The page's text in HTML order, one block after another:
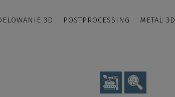
3D POSTPROCESSING METAL 3D